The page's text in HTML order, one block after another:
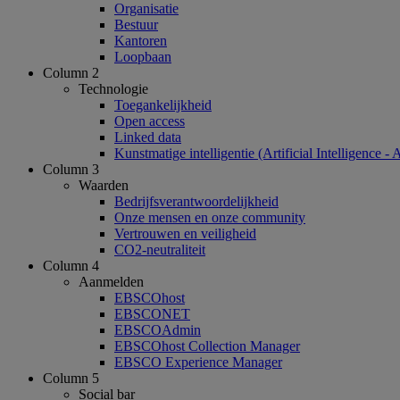
Organisatie
Bestuur
Kantoren
Loopbaan
Column 2
Technologie
Toegankelijkheid
Open access
Linked data
Kunstmatige intelligentie (Artificial Intelligence -
Column 3
Waarden
Bedrijfsverantwoordelijkheid
Onze mensen en onze community
Vertrouwen en veiligheid
CO2-neutraliteit
Column 4
Aanmelden
EBSCOhost
EBSCONET
EBSCOAdmin
EBSCOhost Collection Manager
EBSCO Experience Manager
Column 5
Social bar